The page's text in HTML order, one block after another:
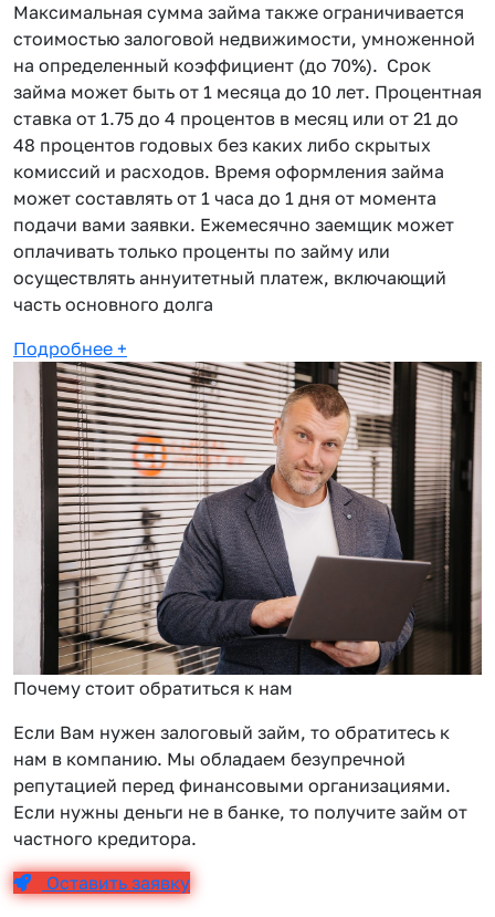
Максимальная сумма займа также ограничивается
стоимостью залоговой недвижимости, умноженной
на определенный коэффициент (до 70%). Срок
займа может быть от 1 месяца до 10 лет. Процентная
ставка от 1.75 до 4 процентов в месяц или от 21 до
48 процентов годовых без каких либо скрытых
комиссий и расходов. Время оформления займа
может составлять от 1 часа до 1 дня от момента
подачи вами заявки. Ежемесячно заемщик может
оплачивать только проценты по займу или
осуществлять аннуитетный платеж, включающий
часть основного долга
Подробнее +
Почему стоит обратиться к нам
Если Вам нужен залоговый займ, то обратитесь к
нам в компанию. Мы обладаем безупречной
репутацией перед финансовыми организациями.
Если нужны деньги не в банке, то получите займ от
частного кредитора.
Оставить заявку